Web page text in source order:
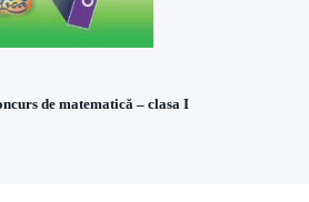
de matematică – clasa I